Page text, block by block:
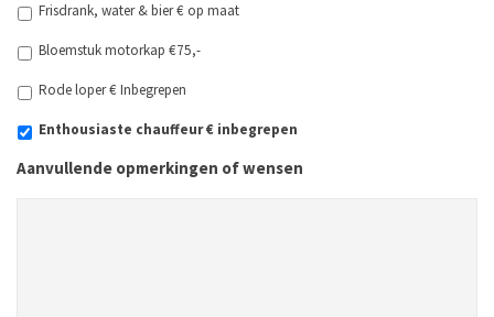
Frisdrank, water & bier € op maat
Bloemstuk motorkap €75,-
Rode loper € Inbegrepen
Enthousiaste chauffeur € inbegrepen
Aanvullende opmerkingen of wensen